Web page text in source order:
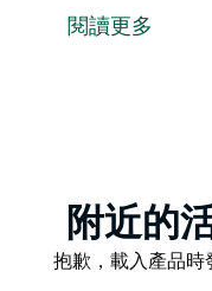
間和壯觀的營火
克拉肯巴克湖度
理位置、舒適的
閱讀更多
Product
List
附近的
Product
抱歉，載入產品時